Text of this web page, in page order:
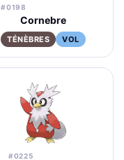
#0198
Cornebre
TÉNÈBRES VOL
#0225